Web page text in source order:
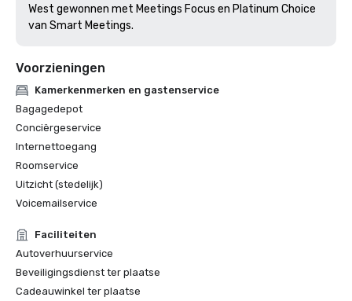
West gewonnen met Meetings Focus en Platinum Choice
van Smart Meetings.
Voorzieningen
Kamerkenmerken en gastenservice
Bagagedepot
Conciërgeservice
Internettoegang
Roomservice
Uitzicht (stedelijk)
Voicemailservice
Faciliteiten
Autoverhuurservice
Beveiligingsdienst ter plaatse
Cadeauwinkel ter plaatse